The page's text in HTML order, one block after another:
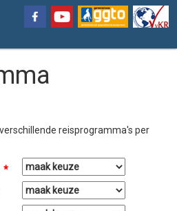
reisprogramma's per
*